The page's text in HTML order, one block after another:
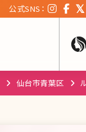
公式SNS：
仙台市青葉区